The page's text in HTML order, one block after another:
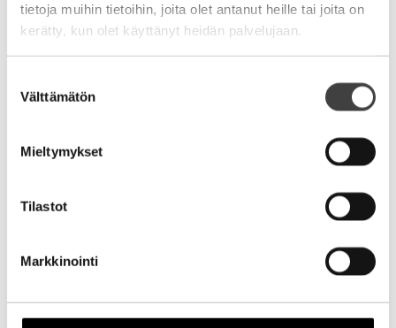
tietoja muihin tietoihin, joita olet antanut heille tai joita on
kerätty, kun olet käyttänyt heidän palvelujaan.
valinta
Välttämätön
Mieltymykset
Tilastot
Markkinointi
Nimi
Alternative: